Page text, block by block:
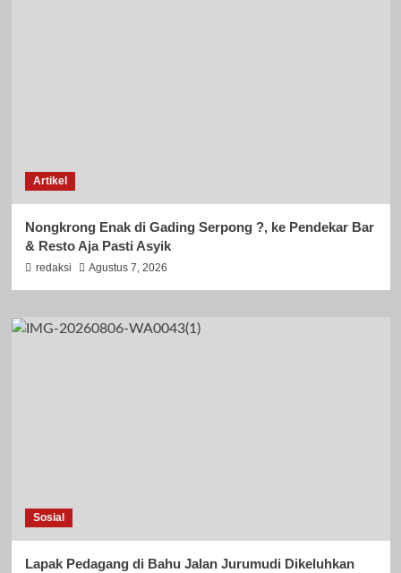
Artikel
Nongkrong Enak di Gading Serpong ?, ke Pendekar Bar
& Resto Aja Pasti Asyik
redaksi Agustus 7, 2026
Sosial
Lapak Pedagang di Bahu Jalan Jurumudi Dikeluhkan